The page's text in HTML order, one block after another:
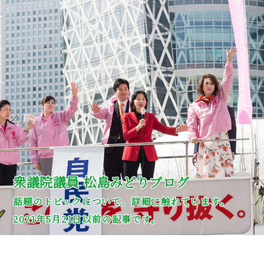
衆議院議員 松島みどりブログ
話題のトピックについて、詳細に触れています。
2021年5月21日以前の記事です。